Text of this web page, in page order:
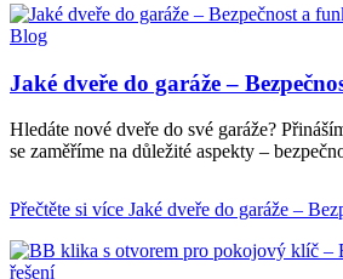
Blog
Jaké dveře do garáže –
Hledáte nové dveře do své garáže?
se zaměříme na důležité aspekty –
Přečtěte si více Jaké dveře do garáže –